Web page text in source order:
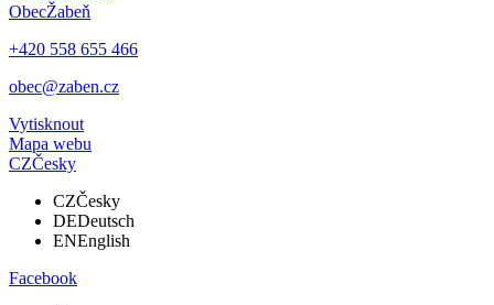
ObecŽabeň
+420 558 655 466
obec@zaben.cz
Vytisknout
Mapa webu
CZČesky
CZČesky
DEDeutsch
ENEnglish
Facebook